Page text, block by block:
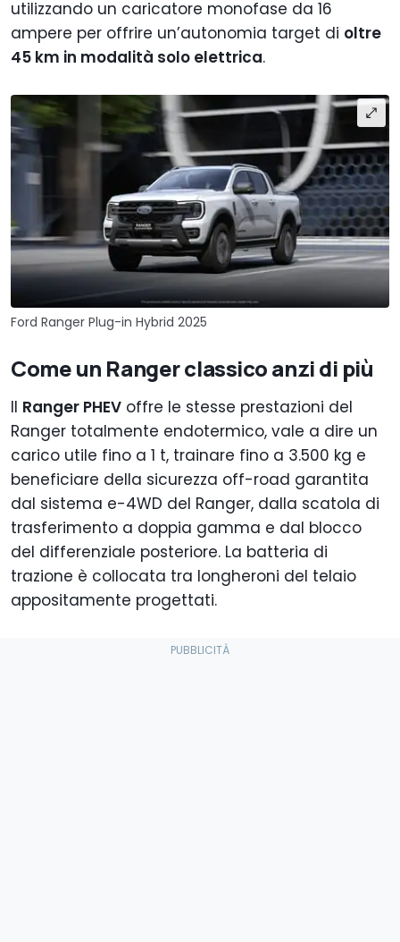
utilizzando un caricatore monofase da 16
ampere per offrire un’autonomia target di oltre
45 km in modalità solo elettrica.
Ford Ranger Plug-in Hybrid 2025
Come un Ranger classico anzi di più
Il Ranger PHEV offre le stesse prestazioni del
Ranger totalmente endotermico, vale a dire un
carico utile fino a 1 t, trainare fino a 3.500 kg e
beneficiare della sicurezza off-road garantita
dal sistema e-4WD del Ranger, dalla scatola di
trasferimento a doppia gamma e dal blocco
del differenziale posteriore. La batteria di
trazione è collocata tra longheroni del telaio
appositamente progettati.